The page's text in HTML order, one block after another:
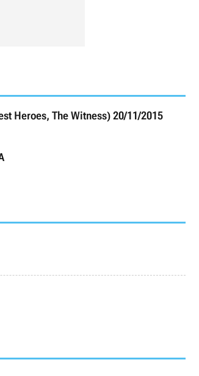
Heroes, The Witness) 20/11/2015